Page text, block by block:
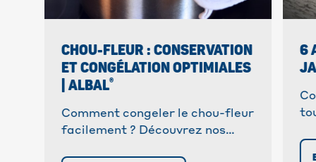
CHOU-FLEUR : CONSERVATION
ET CONGÉLATION OPTIMIALES
| ALBAL®
Comment congeler le chou-fleur
facilement ? Découvrez nos
6